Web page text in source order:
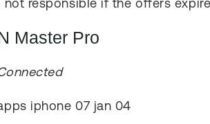
not responsible if the offers
Master Pro